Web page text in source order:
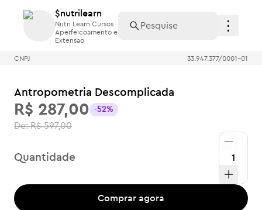
$nutrilearn
Nutri Learn Cursos
Aperfeicoamento e
Extensao
$nutrilearn
Nutri Learn Cursos
Aperfeicoamento e
Extensao
CNPJ 33.947.377/0001-01
Antropometria Descomplicada
R$ 287,00 -52%
De:R$ 597,00
Quantidade
Comprar agora